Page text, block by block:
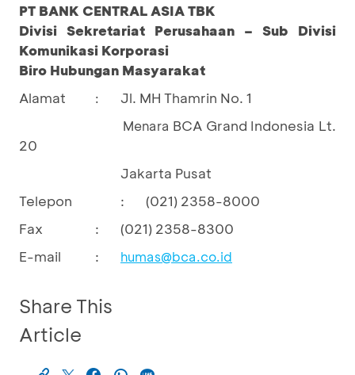
PT BANK CENTRAL ASIA TBK
Divisi Sekretariat Perusahaan – Sub Divisi
Komunikasi Korporasi
Biro Hubungan Masyarakat
Alamat
: Jl. MH Thamrin No. 1
Menara BCA Grand Indonesia Lt.
20
Jakarta Pusat
Telepon
:
(021) 2358-8000
Fax
:
(021) 2358-8300
E-mail
: humas@bca.co.id
Share This
Article